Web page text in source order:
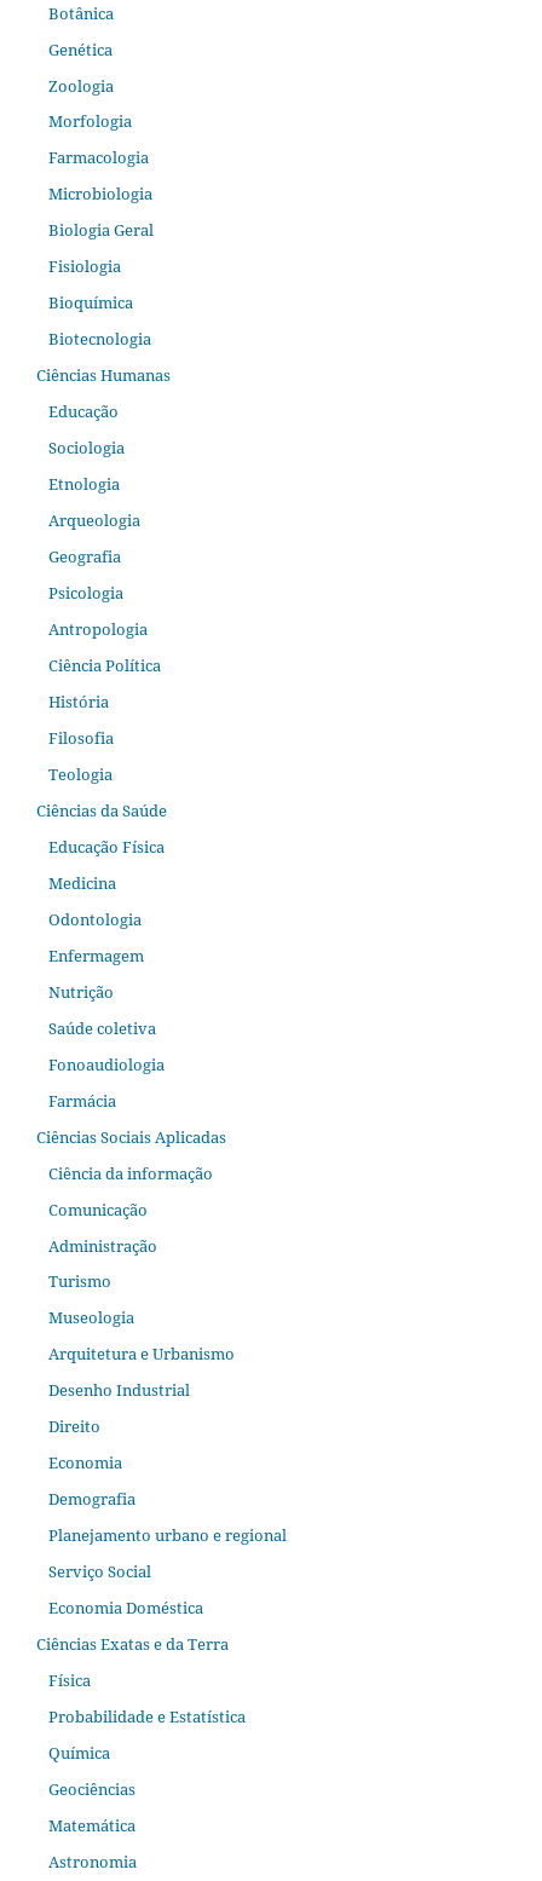
Botânica
Genética
Zoologia
Morfologia
Farmacologia
Microbiologia
Biologia Geral
Fisiologia
Bioquímica
Biotecnologia
Ciências Humanas
Educação
Sociologia
Etnologia
Arqueologia
Geografia
Psicologia
Antropologia
Ciência Política
História
Filosofia
Teologia
Ciências da Saúde
Educação Física
Medicina
Odontologia
Enfermagem
Nutrição
Saúde coletiva
Fonoaudiologia
Farmácia
Ciências Sociais Aplicadas
Ciência da informação
Comunicação
Administração
Turismo
Museologia
Arquitetura e Urbanismo
Desenho Industrial
Direito
Economia
Demografia
Planejamento urbano e regional
Serviço Social
Economia Doméstica
Ciências Exatas e da Terra
Física
Probabilidade e Estatística
Química
Geociências
Matemática
Astronomia